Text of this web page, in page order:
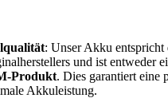
: Unser Akku entspricht
und ist entweder
Produkt. Dies garantiert eine
Akkuleistung.